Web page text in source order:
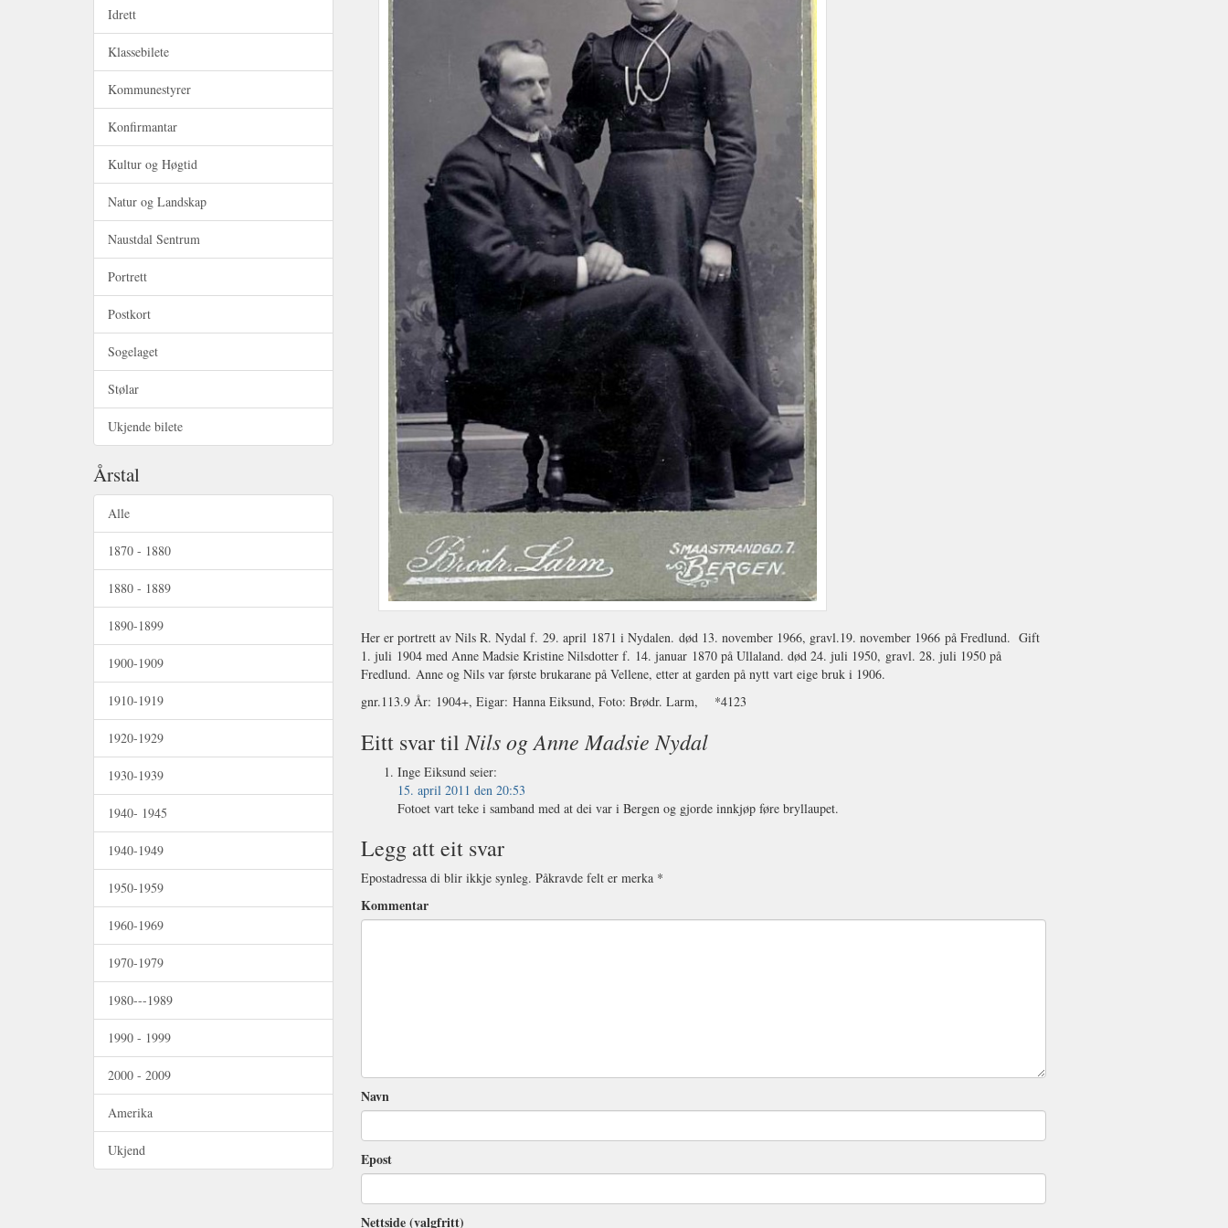
Idrett
Klassebilete
Kommunestyrer
Konfirmantar
Kultur og Høgtid
Natur og Landskap
Naustdal Sentrum
Portrett
Postkort
Sogelaget
Stølar
Ukjende bilete
Årstal
Alle
1870 - 1880
1880 - 1889
1890-1899
1900-1909
1910-1919
1920-1929
1930-1939
1940- 1945
1940-1949
1950-1959
1960-1969
1970-1979
1980---1989
1990 - 1999
2000 - 2009
Amerika
Ukjend
Her er portrett av Nils R. Nydal f. 29. april 1871 i Nydalen. død 13. november 1966, gravl.19. november 1966 på Fredlund. Gift
1. juli 1904 med Anne Madsie Kristine Nilsdotter f. 14. januar 1870 på Ullaland. død 24. juli 1950, gravl. 28. juli 1950 på
Fredlund. Anne og Nils var første brukarane på Vellene, etter at garden på nytt vart eige bruk i 1906.
gnr.113.9 År: 1904+, Eigar: Hanna Eiksund, Foto: Brødr. Larm, *4123
Eitt svar tilNils og Anne Madsie Nydal
Inge Eiksund seier:
15. april 2011 den 20:53
Fotoet vart teke i samband med at dei var i Bergen og gjorde innkjøp føre bryllaupet.
Legg att eit svar
Epostadressa di blir ikkje synleg. Påkravde felt er merka *
Kommentar
Navn
Epost
Nettside (valgfritt)